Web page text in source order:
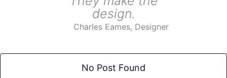
design.
Charles Eames, Designer
No Post Found